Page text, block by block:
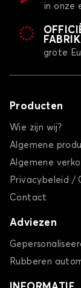
in onze
grote
Producten
Wie zijn wij?
Algemene
Algemene
Privacybeleid /
Contact
Adviezen
Rubberen